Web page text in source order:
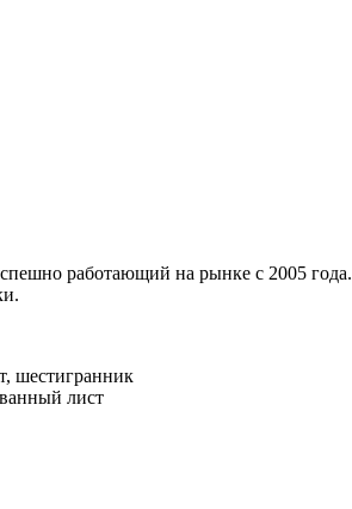
работающий на рынке с 2005
шестигранник
лист